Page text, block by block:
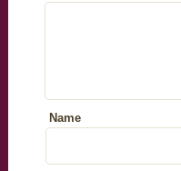
Name